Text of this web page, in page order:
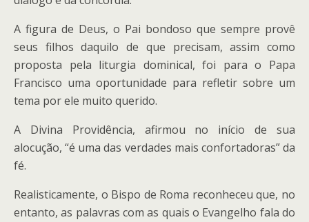
A figura de Deus, o Pai bondoso que sempre provê
seus filhos daquilo de que precisam, assim como
proposta pela liturgia dominical, foi para o Papa
Francisco uma oportunidade para refletir sobre um
tema por ele muito querido.
A Divina Providência, afirmou no início de sua
alocução, “é uma das verdades mais confortadoras” da
fé.
Realisticamente, o Bispo de Roma reconheceu que, no
entanto, as palavras com as quais o Evangelho fala do